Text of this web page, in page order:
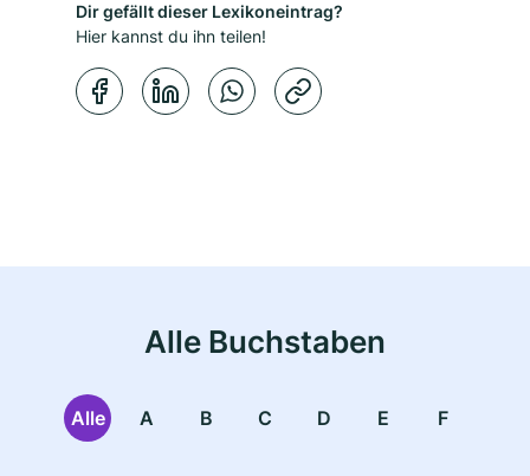
Dir gefällt dieser Lexikoneintrag?
Hier kannst du ihn teilen!
Alle Buchstaben
Alle A B C D E F